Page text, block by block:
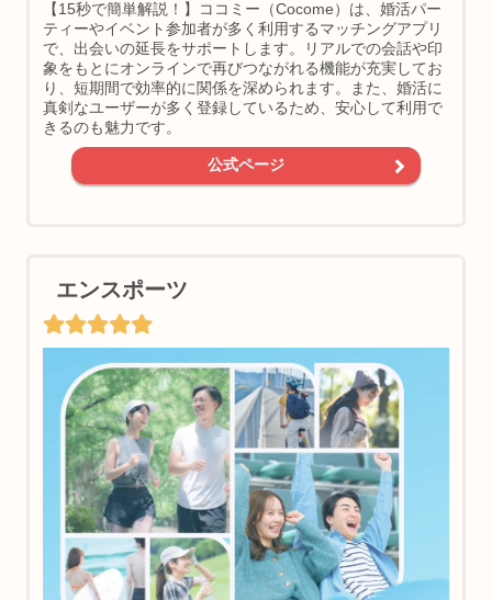
【15秒で簡単解説！】ココミー（Cocome）は、婚活パー
ティーやイベント参加者が多く利用するマッチングアプリ
で、出会いの延長をサポートします。リアルでの会話や印
象をもとにオンラインで再びつながれる機能が充実してお
り、短期間で効率的に関係を深められます。また、婚活に
真剣なユーザーが多く登録しているため、安心して利用で
きるのも魅力です。
公式ページ
エンスポーツ